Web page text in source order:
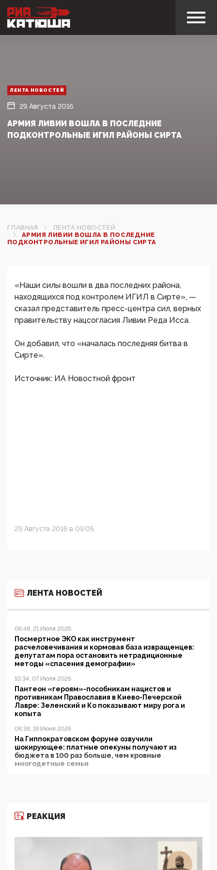
ЛЕНТА НОВОСТЕЙ
29 Августа 2016
АРМИЯ ЛИВИИ ВОШЛА В ПОСЛЕДНИЕ
ПОДКОНТРОЛЬНЫЕ ИГИЛ РАЙОНЫ СИРТА
ГЛАВНАЯ
ЛЕНТА НОВОСТЕЙ
АРМИЯ ЛИВИИ ВОШЛА В ПОСЛЕДНИЕ
ПОДКОНТРОЛЬНЫЕ ИГИЛ РАЙОНЫ СИРТА
«Наши силы вошли в два последних района,
находящихся под контролем ИГИЛ в Сирте», —
сказал представитель пресс-центра сил, верных
правительству нацсогласия Ливии Реда Исса.
Он добавил, что «началась последняя битва в
Сирте».
Источник: ИА Новостной фронт
29 Августа 2016 в 09:05
ЛЕНТА НОВОСТЕЙ
06:48, 21 Июля 2026
Посмертное ЭКО как инструмент
расчеловечивания и кормовая база извращенцев:
депутатам пора остановить нетрадиционные
методы «спасения демографии»
10:34, 07 Июля 2026
Пантеон «героям»-пособникам нацистов и
противникам Православия в Киево-Печерской
Лавре: Зеленский и Ко показывают миру рога и
копыта
06:38, 19 Июня 2026
На Гиппократовском форуме озвучили
шокирующее: платные опекуны получают из
бюджета в 100 раз больше, чем кровные
многодетные семьи
11:53, 09 Июня 2026
деятельность ИИТО ЮНЕСКО в России, но
цифроглобалисты продолжают определять
повестку в образовании
РЕАКЦИЯ